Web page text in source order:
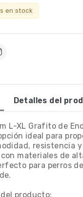
en stock
Detalles del
L-XL Grafito de
ideal para
resistencia
materiales de
para perros
producto: